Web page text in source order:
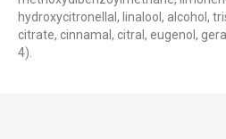
hydroxycitronellal, linalool, alcohol,
citrate, cinnamal, citral, eugenol,
4).